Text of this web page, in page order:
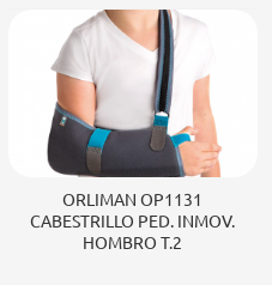
ORLIMAN OP1131
CABESTRILLO PED. INMOV.
HOMBRO T.2